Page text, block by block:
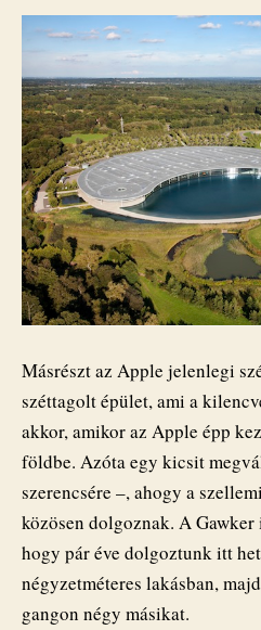
Másrészt az Apple jelenlegi
széttagolt épület, ami a
akkor, amikor az Apple épp
földbe. Azóta egy kicsit
szerencsére –, ahogy a
közösen dolgoznak. A
hogy pár éve dolgoztunk itt
négyzetméteres lakásban,
gangon négy másikat.